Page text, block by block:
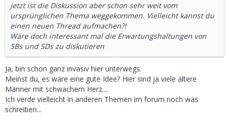
jetzt ist die Diskussion aber schon sehr weit vom
ursprünglichen Thema weggekommen. Vielleicht kannst du
einen neuen Thread aufmachen?!
Wäre doch interessant mal die Erwartungshaltungen von
SBs und SDs zu diskutieren
Ja, bin schon ganz invasiv hier unterwegs.
Meinst du, es wäre eine gute Idee? Hier sind ja viele ältere
Männer mit schwachem Herz....
Ich verde vielleicht in anderen Themen im forum noch was
schreiben...